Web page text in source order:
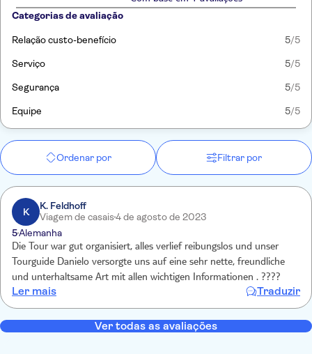
Categorias de avaliação
Relação custo-benefício 5/5
Serviço 5/5
Segurança 5/5
Equipe 5/5
Ordenar por Filtrar por
K
K. Feldhoff
Viagem de casais4 de agosto de 2023
5Alemanha
Die Tour war gut organisiert, alles verlief reibungslos und unser
Tourguide Danielo versorgte uns auf eine sehr nette, freundliche
und unterhaltsame Art mit allen wichtigen Informationen . ????
Ler mais Traduzir
Ver todas as avaliações